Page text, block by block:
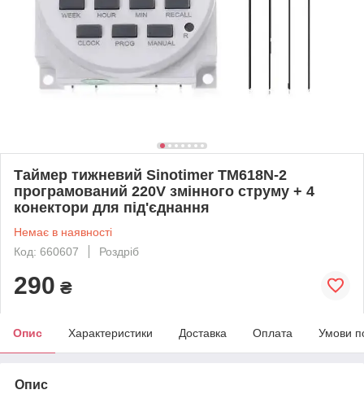
Таймер тижневий Sinotimer TM618N-2
програмований 220V змінного струму + 4
конектори для під'єднання
Немає в наявності
Код: 660607
Роздріб
290 ₴
Опис Характеристики Доставка Оплата Умови
Опис